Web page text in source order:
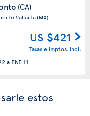
(CA)
Vallarta(MX)
US $421
Tasas e imptos. incl.
a ENE 11
estos